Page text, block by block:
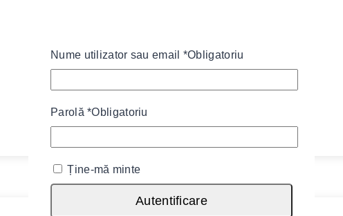
Nume utilizator sau email *Obligatoriu
Parolă*Obligatoriu
Ține-mă minte
Autentificare